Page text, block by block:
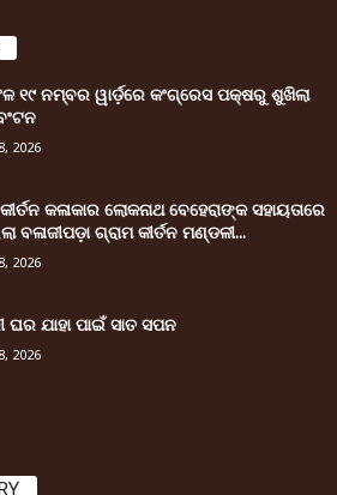
୧୯ ନମ୍ବର ୱାର୍ଡ଼ରେ କଂଗ୍ରେସ ପକ୍ଷରୁ ଶୁଖିଲା
2026
କଳାକାର ଲୋକନାଥ ବେହେରାଙ୍କ ସହାୟତାରେ
ବଳାଜୀପଡ଼ା ଗ୍ରାମ କୀର୍ତନ ମଣ୍ଡଳୀ...
2026
ଘର ଯାହା ପାଇଁ ସାତ ସପନ
2026